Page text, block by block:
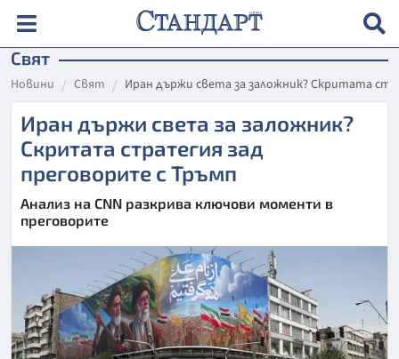
Свят
Новини Свят Иран държи света за заложник? Скритата
Иран държи света за заложник?
Скритата стратегия зад
преговорите с Тръмп
Анализ на CNN разкрива ключови моменти в
преговорите